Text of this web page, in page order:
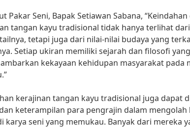
Pakar Seni, Bapak Setiawan Sabana,
tangan kayu tradisional tidak hanya terlihat
tetapi juga dari nilai-nilai budaya yang
Setiap ukiran memiliki sejarah dan filosofi yang
kekayaan kehidupan masyarakat pada
kerajinan tangan kayu tradisional juga dapat
keterampilan para pengrajin dalam mengolah
karya seni yang memukau. Banyak dari mereka